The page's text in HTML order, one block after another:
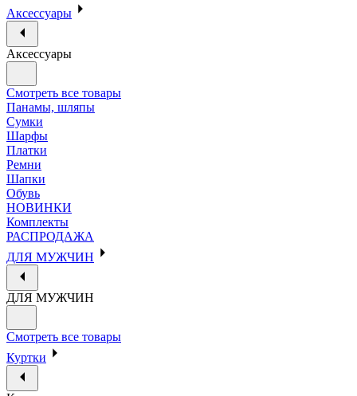
Аксессуары
Аксессуары
Смотреть все товары
Панамы, шляпы
Сумки
Шарфы
Платки
Ремни
Шапки
Обувь
НОВИНКИ
Комплекты
РАСПРОДАЖА
ДЛЯ МУЖЧИН
ДЛЯ МУЖЧИН
Смотреть все товары
Куртки